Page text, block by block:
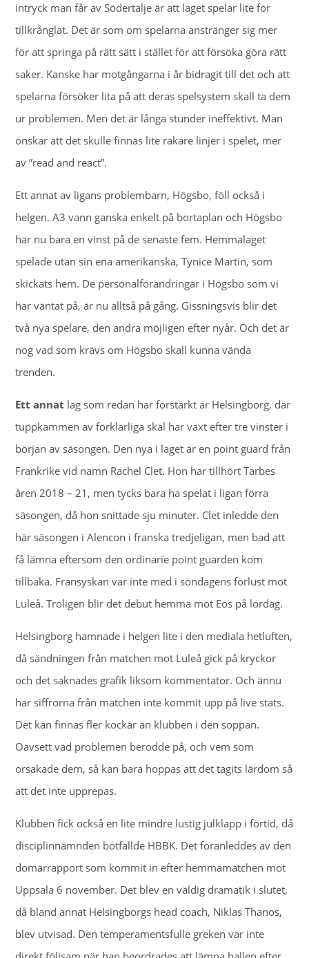
intryck man får av Södertälje är att laget spelar lite för
tillkrånglat. Det är som om spelarna anstränger sig mer
för att springa på rätt sätt i stället för att försöka göra rätt
saker. Kanske har motgångarna i år bidragit till det och att
spelarna försöker lita på att deras spelsystem skall ta dem
ur problemen. Men det är långa stunder ineffektivt. Man
önskar att det skulle finnas lite rakare linjer i spelet, mer
av ”read and react”.
Ett annat av ligans problembarn, Högsbo, föll också i
helgen. A3 vann ganska enkelt på bortaplan och Högsbo
har nu bara en vinst på de senaste fem. Hemmalaget
spelade utan sin ena amerikanska, Tynice Martin, som
skickats hem. De personalförändringar i Högsbo som vi
har väntat på, är nu alltså på gång. Gissningsvis blir det
två nya spelare, den andra möjligen efter nyår. Och det är
nog vad som krävs om Högsbo skall kunna vända
trenden.
Ett annat lag som redan har förstärkt är Helsingborg, där
tuppkammen av förklarliga skäl har växt efter tre vinster i
början av säsongen. Den nya i laget är en point guard från
Frankrike vid namn Rachel Clet. Hon har tillhört Tarbes
åren 2018 – 21, men tycks bara ha spelat i ligan förra
säsongen, då hon snittade sju minuter. Clet inledde den
här säsongen i Alencon i franska tredjeligan, men bad att
få lämna eftersom den ordinarie point guarden kom
tillbaka. Fransyskan var inte med i söndagens förlust mot
Luleå. Troligen blir det debut hemma mot Eos på lördag.
Helsingborg hamnade i helgen lite i den mediala hetluften,
då sändningen från matchen mot Luleå gick på kryckor
och det saknades grafik liksom kommentator. Och ännu
har siffrorna från matchen inte kommit upp på live stats.
Det kan finnas fler kockar än klubben i den soppan.
Oavsett vad problemen berodde på, och vem som
orsakade dem, så kan bara hoppas att det tagits lärdom så
att det inte upprepas.
Klubben fick också en lite mindre lustig julklapp i förtid, då
disciplinnämnden bötfällde HBBK. Det föranleddes av den
domarrapport som kommit in efter hemmamatchen mot
Uppsala 6 november. Det blev en väldig dramatik i slutet,
då bland annat Helsingborgs head coach, Niklas Thanos,
blev utvisad. Den temperamentsfulle greken var inte